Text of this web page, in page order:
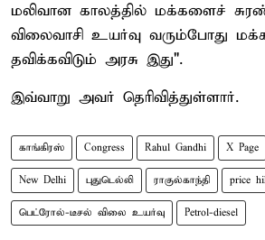
மலிவான காலத்தில் மக்களைச்
விலைவாசி உயர்வு வரும்போது
தவிக்கவிடும் அரசு இது".
இவ்வாறு அவர் தெரிவித்துள்ளார்.
காங்கிரஸ் Congress Rahul Gandhi X Page
New Delhi புதுடெல்லி ராகுல்காந்தி price
பெட்ரோல்-டீசல் விலை உயர்வு Petrol-diesel